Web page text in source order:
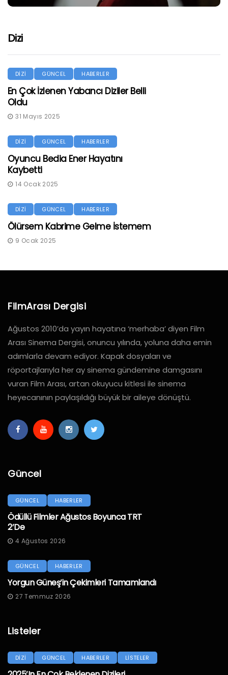
Dizi
DİZİ GÜNCEL HABERLER
En Çok İzlenen Yabancı Diziler Belli
Oldu
31 Mayıs 2025
DİZİ GÜNCEL HABERLER
Oyuncu Bedia Ener Hayatını
Kaybetti
14 Ocak 2025
DİZİ GÜNCEL HABERLER
Ölürsem Kabrime Gelme İstemem
9 Ocak 2025
FilmArası Dergisi
Ağustos 2010’da yayın hayatına ‘merhaba’ diyen Film
Arası Sinema Dergisi, onuncu yılında, yoluna daha emin
adımlarla devam ediyor. Kapak dosyaları ve
röportajlarıyla her ay sinema gündemine damgasını
vuran Film Arası, artan okuyucu kitlesi ile sinema
heyecanının paylaşıldığı büyük bir aileye dönüştü.
Güncel
GÜNCEL HABERLER
Ödüllü Filmler Ağustos Boyunca TRT
2’de
4 Ağustos 2026
GÜNCEL HABERLER
Yorgun Güneş’in Çekimleri Tamamlandı
27 Temmuz 2026
Listeler
DİZİ GÜNCEL HABERLER LİSTELER